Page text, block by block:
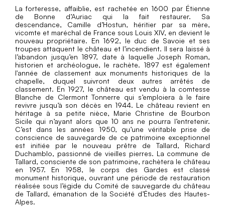
La forteresse, affaiblie, est rachetée en 1600 par Étienne
de Bonne d’Auriac qui la fait restaurer. Sa
descendance, Camille d’Hostun, héritier par sa mère,
vicomte et maréchal de France sous Louis XIV, en devient le
nouveau propriétaire. En 1692, le duc de Savoie et ses
troupes attaquent le château et l’incendient. Il sera laissé à
l’abandon jusqu’en 1897, date à laquelle Joseph Roman,
historien et archéologue, le rachète. 1897 est également
l'année de classement aux monuments historiques de la
chapelle, duquel suivront deux autres arrêtés de
classement. En 1927, le château est vendu à la comtesse
Blanche de Clermont Tonnerre qui s’emploiera à le faire
revivre jusqu’à son décès en 1944. Le château revient en
héritage à sa petite nièce, Marie Christine de Bourbon
Sicile qui n’ayant alors que 10 ans ne pourra l’entretenir.
C’est dans les années 1950, qu’une véritable prise de
conscience de sauvegarde de ce patrimoine exceptionnel
est initiée par le nouveau prêtre de Tallard, Richard
Duchamblo, passionné de vieilles pierres. La commune de
Tallard, consciente de son patrimoine, rachètera le château
en 1957. En 1958, le corps des Gardes est classé
monument historique, ouvrant une période de restauration
réalisée sous l’égide du Comité de sauvegarde du château
de Tallard, émanation de la Société d’Études des Hautes-
Alpes.